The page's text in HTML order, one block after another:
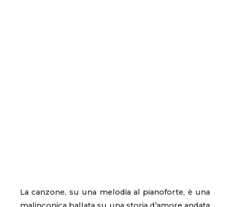
La canzone, su una melodia al pianoforte, è una